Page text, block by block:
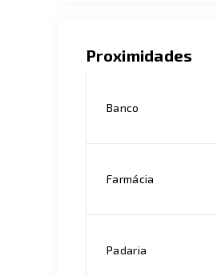
Proximidades
Banco
Farmácia
Padaria